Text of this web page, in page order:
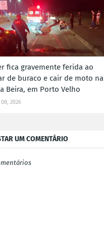
fica gravemente ferida ao
de buraco e cair de moto na
Beira, em Porto Velho
2026
UM COMENTÁRIO